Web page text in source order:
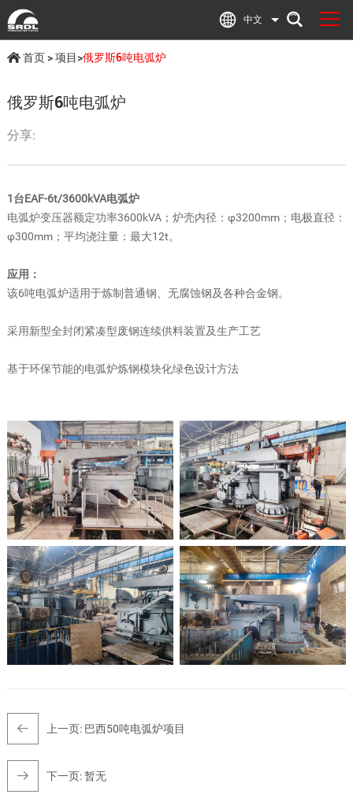
中文
首页>项目>俄罗斯6吨电弧炉
俄罗斯6吨电弧炉
分享:
1台EAF-6t/3600kVA电弧炉
电弧炉变压器额定功率3600kVA；炉壳内径：φ3200mm；电极直径：
φ300mm；平均浇注量：最大12t。
应用：
该6吨电弧炉适用于炼制普通钢、无腐蚀钢及各种合金钢。
采用新型全封闭紧凑型废钢连续供料装置及生产工艺
基于环保节能的电弧炉炼钢模块化绿色设计方法
上一页: 巴西50吨电弧炉项目
下一页:暂无